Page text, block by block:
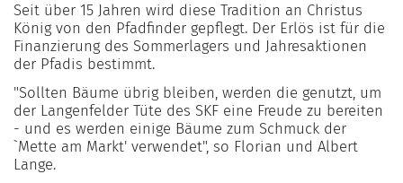
Seit über 15 Jahren wird diese Tradition an Christus
König von den Pfadfinder gepflegt. Der Erlös ist für die
Finanzierung des Sommerlagers und Jahresaktionen
der Pfadis bestimmt.
"Sollten Bäume übrig bleiben, werden die genutzt, um
der Langenfelder Tüte des SKF eine Freude zu bereiten
- und es werden einige Bäume zum Schmuck der
`Mette am Markt' verwendet", so Florian und Albert
Lange.